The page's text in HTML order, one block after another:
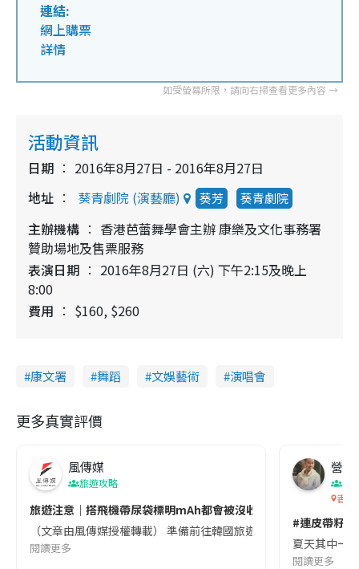
連結:
網上購票
詳情
活動資訊
日期
2016年8月27日 - 2016年8月27日
地址
葵青劇院 (演藝廳) 葵芳 葵青劇院
主辦機構
香港芭蕾舞學會主辦 康樂及文化事務署
贊助場地及售票服務
表演日期
2016年8月27日 (六) 下午2:15及晚上
8:00
費用
$160, $260
康文署 舞蹈 文娛藝術 演唱會
更多真實評價
風傳媒
旅遊攻略
旅遊注意｜搭飛機帶尿袋標明mAh都會被沒收😱出發前切記檢查
（文章由風傳媒授權轉載） 準備前往韓國旅遊的民眾，近期要
閱讀更多
營養
香港
#連皮帶籽
夏天其中一
閱讀更多